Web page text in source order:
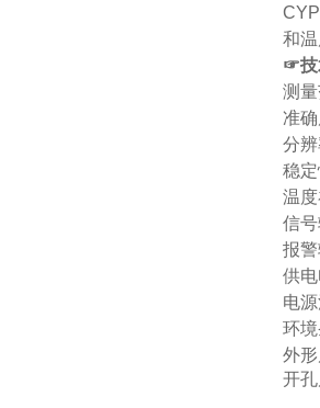
和
☞
测
准
分
稳
温
信
报
供
电
环
外
开